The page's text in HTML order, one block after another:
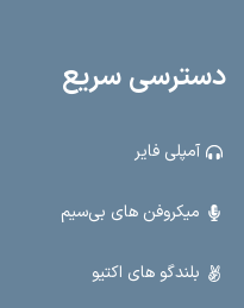
دسترسی سریع
آمپلی فایر
میکروفن های بی‌سیم
بلندگو های اکتیو